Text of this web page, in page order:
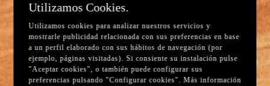
Utilizamos Cookies.
Utilizamos cookies para analizar nuestros servicios y
mostrarle publicidad relacionada con sus preferencias en base
a un perfil elaborado con sus hábitos de navegación (por
ejemplo, páginas visitadas). Si consiente su instalación pulse
"Aceptar cookies", o también puede configurar sus
preferencias pulsando "Configurar cookies". Más información